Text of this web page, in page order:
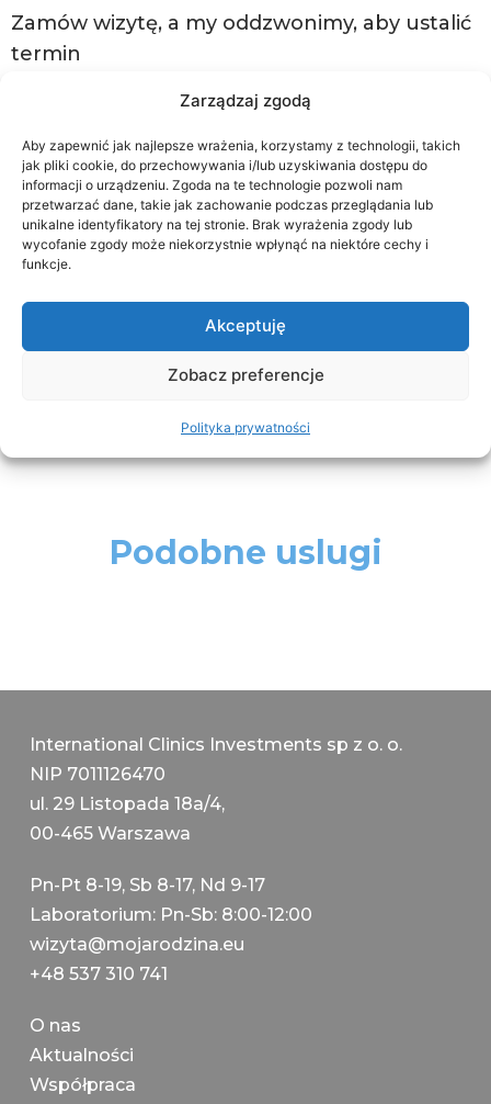
Zarządzaj zgodą
Aby zapewnić jak najlepsze wrażenia, korzystamy z technologii, takich
jak pliki cookie, do przechowywania i/lub uzyskiwania dostępu do
informacji o urządzeniu. Zgoda na te technologie pozwoli nam
przetwarzać dane, takie jak zachowanie podczas przeglądania lub
unikalne identyfikatory na tej stronie. Brak wyrażenia zgody lub
wycofanie zgody może niekorzystnie wpłynąć na niektóre cechy i
funkcje.
Akceptuję
Zobacz preferencje
Polityka prywatności
Zamów wizytę, a my oddzwonimy, aby ustalić
termin
-
Dodaj do koszyka
Zamów z płatnością w klinice
Podobne uslugi
International Clinics Investments sp z o. o.
NIP 7011126470
ul. 29 Listopada 18a/4,
00-465 Warszawa
Pn-Pt 8-19, Sb 8-17, Nd 9-17
Laboratorium: Pn-Sb: 8:00-12:00
wizyta@mojarodzina.eu
+48 537 310 741
О nas
Aktualności
Współpraca